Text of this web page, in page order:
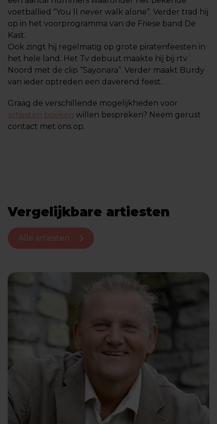
voetballied “You ll never walk alone”. Verder trad hij
op in het voorprogramma van de Friese band De
Kast.
Ook zingt hij regelmatig op grote piratenfeesten in
het hele land. Het Tv debuut maakte hij bij rtv
Noord met de clip “Sayonara”. Verder maakt Burdy
van ieder optreden een daverend feest.
Graag de verschillende mogelijkheden voor
artiesten boeken willen bespreken? Neem gerust
contact met ons op.
Vergelijkbare artiesten
Alle artiesten